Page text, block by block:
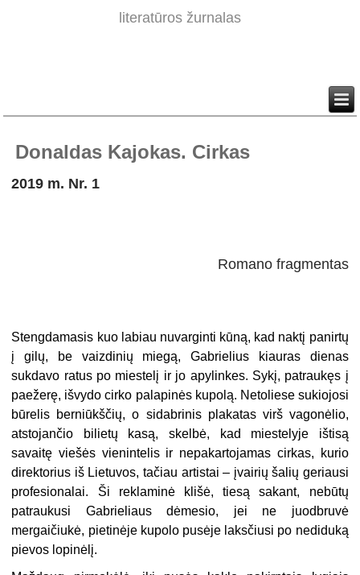
literatūros žurnalas
Donaldas Kajokas. Cirkas
2019 m. Nr. 1
Romano fragmentas
Stengdamasis kuo labiau nuvarginti kūną, kad naktį panirtų
į gilų, be vaizdinių miegą, Gabrielius kiauras dienas
sukdavo ratus po miestelį ir jo apylinkes. Sykį, patraukęs į
paežerę, išvydo cirko palapinės kupolą. Netoliese sukiojosi
būrelis berniūkščių, o sidabrinis plakatas virš vagonėlio,
atstojančio bilietų kasą, skelbė, kad miestelyje ištisą
savaitę viešės vienintelis ir nepakartojamas cirkas, kurio
direktorius iš Lietuvos, tačiau artistai – įvairių šalių geriausi
profesionalai. Ši reklaminė klišė, tiesą sakant, nebūtų
patraukusi Gabrieliaus dėmesio, jei ne juodbruvė
mergaičiukė, pietinėje kupolo pusėje laksčiusi po nediduką
pievos lopinėlį.